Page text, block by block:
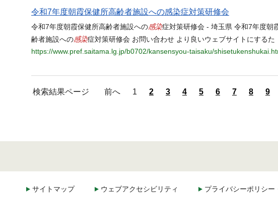
令和7年度朝霞保健所高齢者施設への感染症対策研修会
令和7年度朝霞保健所高齢者施設への感染症対策研修会 - 埼玉県 令和7年度朝
齢者施設への感染症対策研修会 お問い合わせ より良いウェブサイトにするた
https://www.pref.saitama.lg.jp/b0702/kansensyou-taisaku/
検索結果ページ 前へ 1 2 3 4 5 6 7 8 9
サイトマップ ウェブアクセシビリティ プライバシーポリシー